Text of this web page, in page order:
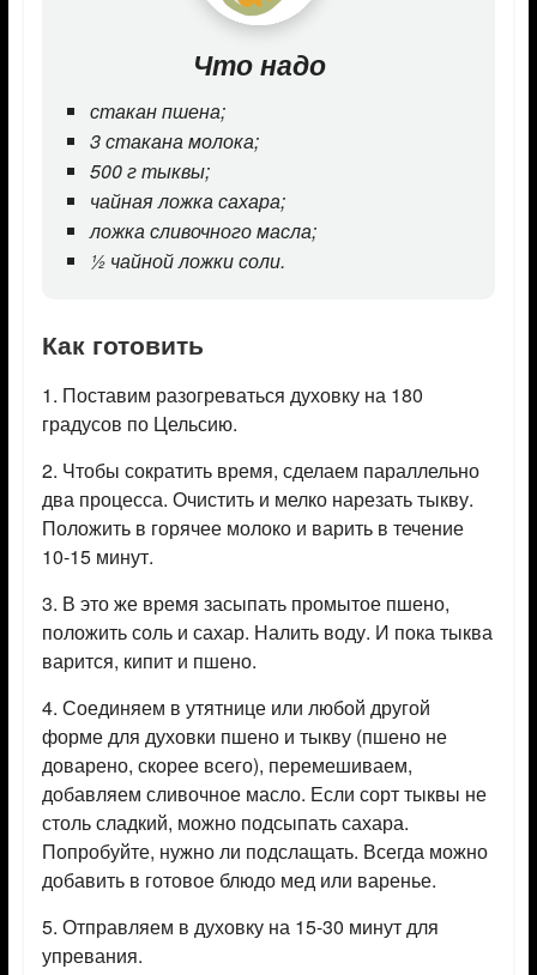
Что надо
стакан пшена;
3 стакана молока;
500 г тыквы;
чайная ложка сахара;
ложка сливочного масла;
½ чайной ложки соли.
Как готовить
1. Поставим разогреваться духовку на 180
градусов по Цельсию.
2. Чтобы сократить время, сделаем параллельно
два процесса. Очистить и мелко нарезать тыкву.
Положить в горячее молоко и варить в течение
10-15 минут.
3. В это же время засыпать промытое пшено,
положить соль и сахар. Налить воду. И пока тыква
варится, кипит и пшено.
4. Соединяем в утятнице или любой другой
форме для духовки пшено и тыкву (пшено не
доварено, скорее всего), перемешиваем,
добавляем сливочное масло. Если сорт тыквы не
столь сладкий, можно подсыпать сахара.
Попробуйте, нужно ли подслащать. Всегда можно
добавить в готовое блюдо мед или варенье.
5. Отправляем в духовку на 15-30 минут для
упревания.